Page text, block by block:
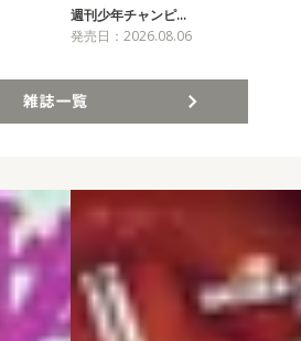
週刊少年チャンピ…
発売日：2026.08.06